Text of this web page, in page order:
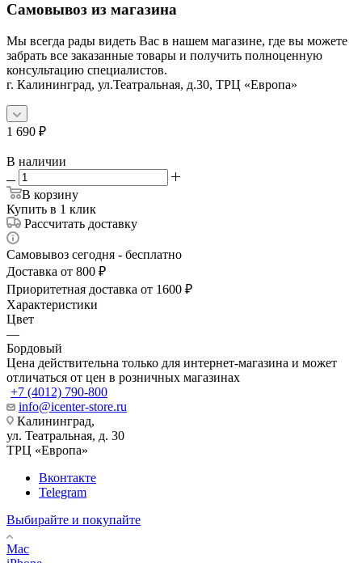
Самовывоз из магазина
Мы всегда рады видеть Вас в нашем магазине, где вы можете
забрать все заказанные товары и получить полноценную
консультацию специалистов.
г. Калининград, ул.Театральная, д.30, ТРЦ «Европа»
1 690 ₽
В наличии
В корзину
Купить в 1 клик
Рассчитать доставку
Самовывоз сегодня - бесплатно
Доставка от 800 ₽
Приоритетная доставка от 1600 ₽
Характеристики
Цвет
—
Бордовый
Цена действительна только для интернет-магазина и может
отличаться от цен в розничных магазинах
+7 (4012) 790-800
info@icenter-store.ru
Калининград,
ул. Театральная, д. 30
ТРЦ «Европа»
Вконтакте
Telegram
Выбирайте и покупайте
Mac